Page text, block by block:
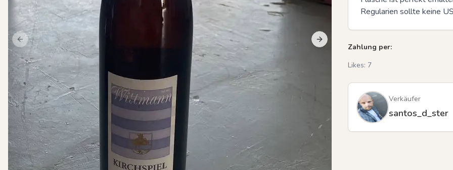
Previous slide Next slide
Previous slide
Regularien sollte keine
Zahlung per:
Likes: 7
Verkäufer
santos_d_ster